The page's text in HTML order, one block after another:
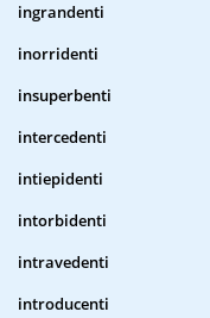
ingrandenti
inorridenti
insuperbenti
intercedenti
intiepidenti
intorbidenti
intravedenti
introducenti